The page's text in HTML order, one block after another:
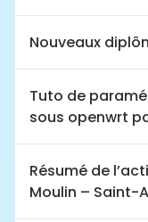
Nouveaux
Tuto de
sous openwrt
Résumé de
Moulin – Saint-